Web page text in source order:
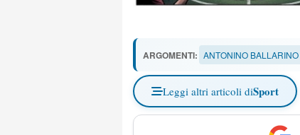
ARGOMENTI: ANTONINO BALLARINO
Leggi altri articoli diSport